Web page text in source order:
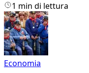
1 min di lettura
Economia